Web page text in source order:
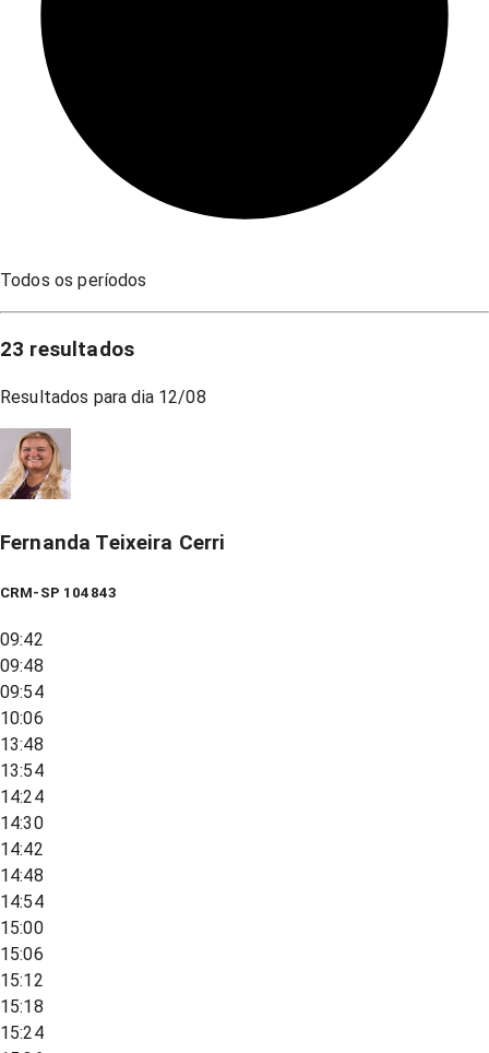
Todos os períodos
23 resultados
Resultados para dia 12/08
Fernanda Teixeira Cerri
CRM-SP 104843
09:42
09:48
09:54
10:06
13:48
13:54
14:24
14:30
14:42
14:48
14:54
15:00
15:06
15:12
15:18
15:24